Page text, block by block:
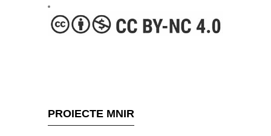
PROIECTE MNIR